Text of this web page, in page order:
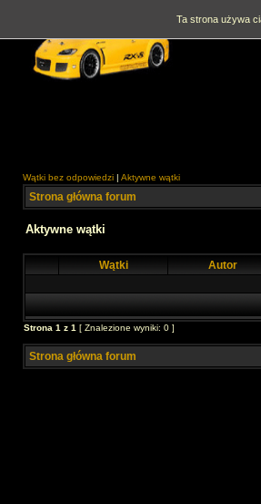
Wątki bez odpowiedzi | Aktywne wątki
Strona główna forum
Aktywne wątki
Wątki Autor
Strona 1 z 1 [ Znalezione wyniki: 0 ]
Strona główna forum
Ta strona używa